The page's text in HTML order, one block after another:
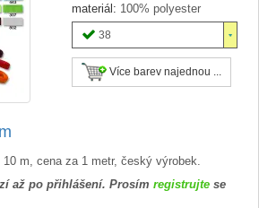
materiál: 100% polyester
38
Více barev najednou ...
m, cena za 1 metr, český výrobek.
až po přihlášení. Prosím registrujte se